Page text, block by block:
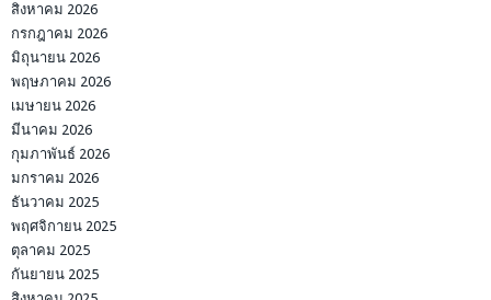
สิงหาคม 2026
กรกฎาคม 2026
มิถุนายน 2026
พฤษภาคม 2026
เมษายน 2026
มีนาคม 2026
กุมภาพันธ์ 2026
มกราคม 2026
ธันวาคม 2025
พฤศจิกายน 2025
ตุลาคม 2025
กันยายน 2025